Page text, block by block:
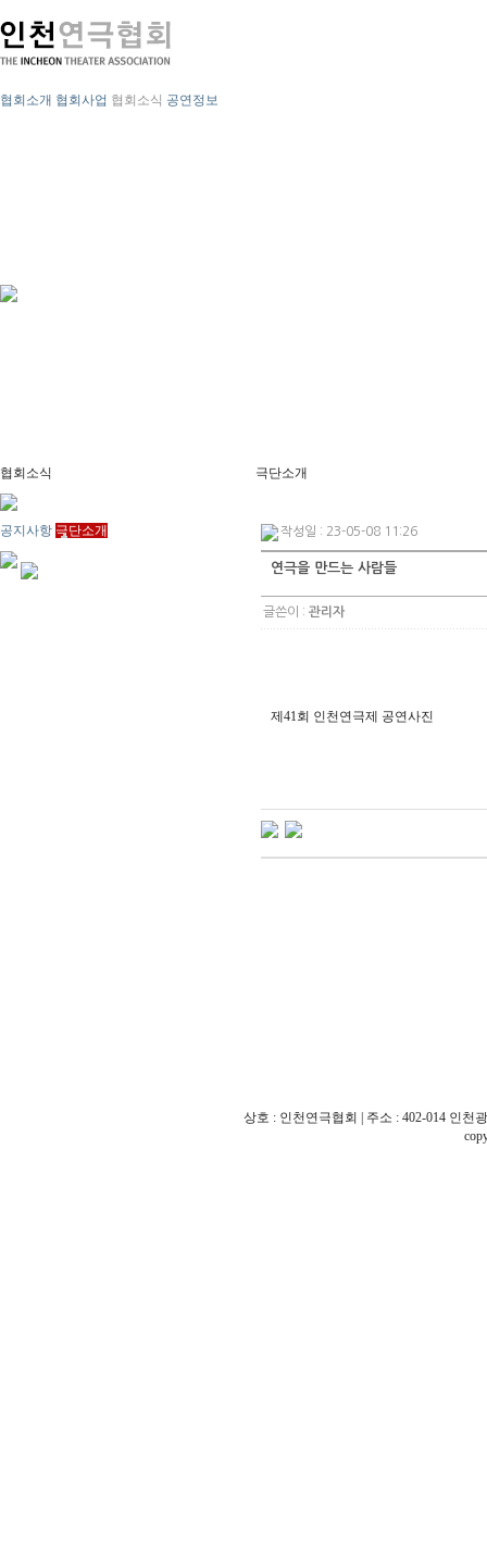
협회소개 협회사업 협회소식 공연정보
협회소식
공지사항 극단소개
극단소개
작성일 : 23-05-08 11:26
연극을 만드는 사람들
글쓴이 :관리자
제41회 인천연극제 공연사진
상호 : 인천연극협회 | 주소 : 402-014 인천